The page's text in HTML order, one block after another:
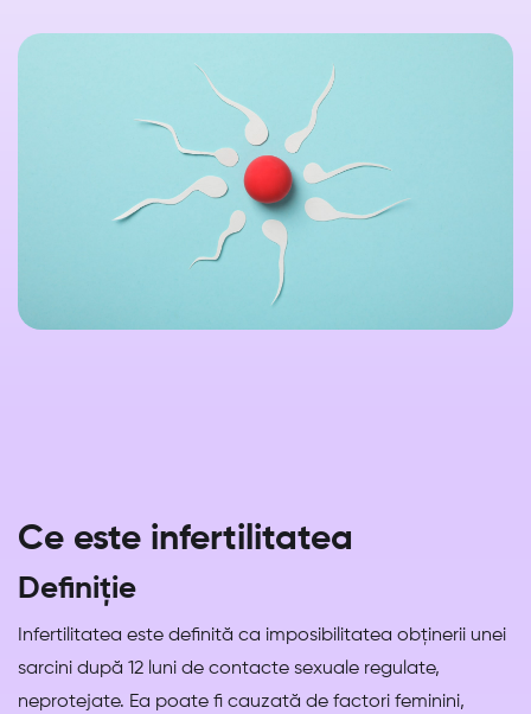
Ce este infertilitatea
Definiție
Infertilitatea este definită ca imposibilitatea obținerii unei
sarcini după 12 luni de contacte sexuale regulate,
neprotejate. Ea poate fi cauzată de factori feminini,